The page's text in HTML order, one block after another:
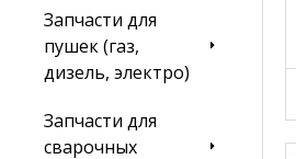
Запчасти для
пушек (газ,
дизель, электро)
Запчасти для
сварочных